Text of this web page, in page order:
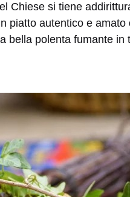
Chiese si tiene
piatto autentico e amato
bella polenta fumante in